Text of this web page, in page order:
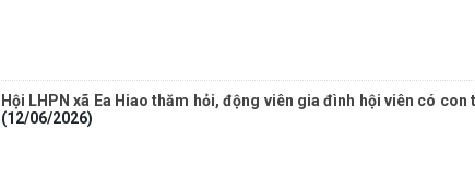
Hội LHPN xã Ea Hiao thăm hỏi, động viên gia đình hội viên có
(12/06/2026)